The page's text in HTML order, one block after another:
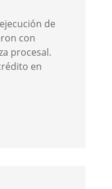
de
con
procesal.
en